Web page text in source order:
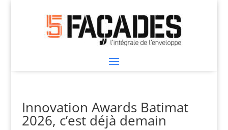
Innovation Awards Batimat
2026, c’est déjà demain